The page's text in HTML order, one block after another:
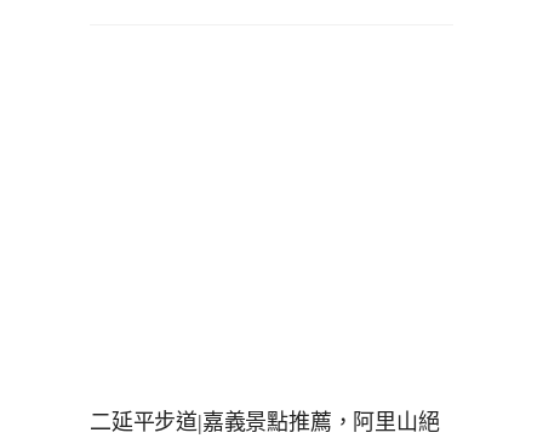
二延平步道|嘉義景點推薦，阿里山絕